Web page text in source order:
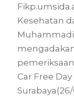
Kesehatan
Car Free